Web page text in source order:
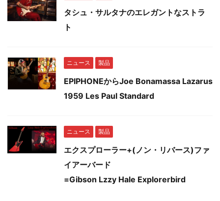
タシュ・サルタナのエレガントなストラ
ト
ニュース 製品
EPIPHONEからJoe Bonamassa Lazarus
1959 Les Paul Standard
ニュース 製品
エクスプローラー+(ノン・リバース)ファ
イアーバード
=Gibson Lzzy Hale Explorerbird